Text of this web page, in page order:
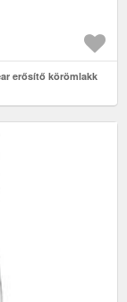
erősítő körömlakk